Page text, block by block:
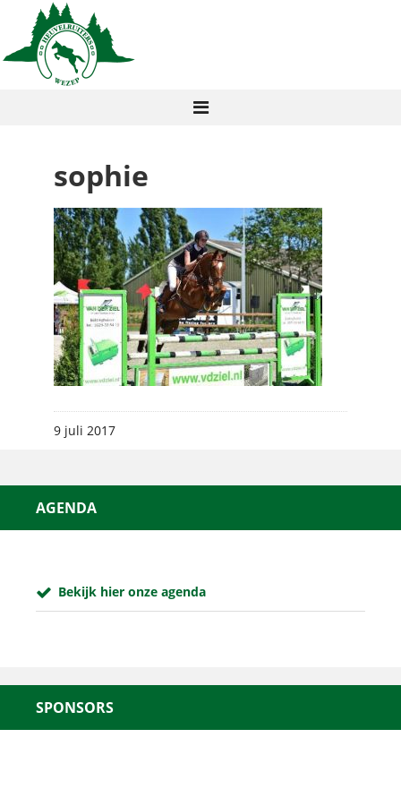
sophie
9 juli 2017
AGENDA
Bekijk hier onze agenda
SPONSORS